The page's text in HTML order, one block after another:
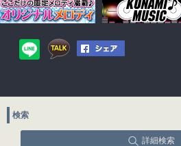
検索
詳細検索